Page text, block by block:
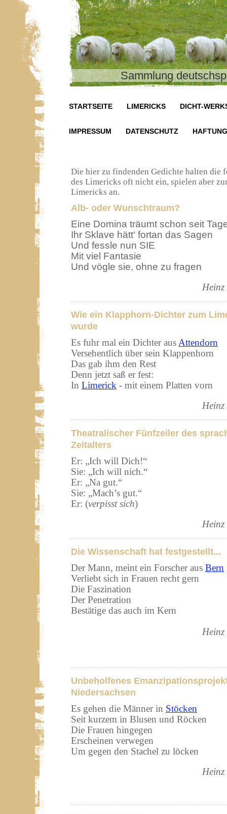
Sammlung
STARTSEITE LIMERICKS DICHT-
IMPRESSUM DATENSCHUTZ HAFTUNG
Die hier zu findenden Gedichte halten die
des Limericks oft nicht ein, spielen aber
Limericks an.
Alb- oder Wunschtraum?
Eine Domina träumt schon seit
Ihr Sklave hätt‘ fortan das Sagen
Und fessle nun SIE
Mit viel Fantasie
Und vögle sie, ohne zu fragen
Wie ein Klapphorn-Dichter zum
wurde
Es fuhr mal ein Dichter aus Attendorn
Versehentlich über sein Klappenhorn
Das gab ihm den Rest
Denn jetzt saß er fest:
In Limerick - mit einem Platten vorn
Theatralischer Fünfzeiler des
Zeitalters
Er: „Ich will Dich!“
Sie: „Ich will nich.“
Er: „Na gut.“
Sie: „Mach’s gut.“
Er: (verpisst sich)
Die Wissenschaft hat festgestellt...
Der Mann, meint ein Forscher aus Bern
Verliebt sich in Frauen recht gern
Die Faszination
Der Penetration
Bestätige das auch im Kern
Unbeholfenes
Niedersachsen
Es gehen die Männer in Stöcken
Seit kurzem in Blusen und Röcken
Die Frauen hingegen
Erscheinen verwegen
Um gegen den Stachel zu löcken